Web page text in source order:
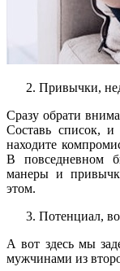
Привычки,
Сразу обрати
Составь список,
находите
В повседневном
манеры и
этом.
Потенциал,
А вот здесь мы
мужчинами из